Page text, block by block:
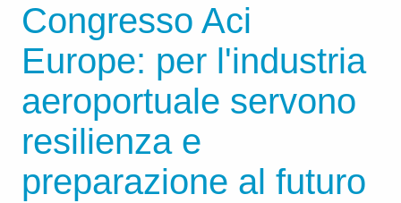
Congresso Aci
Europe: per l'industria
aeroportuale servono
resilienza e
preparazione al futuro